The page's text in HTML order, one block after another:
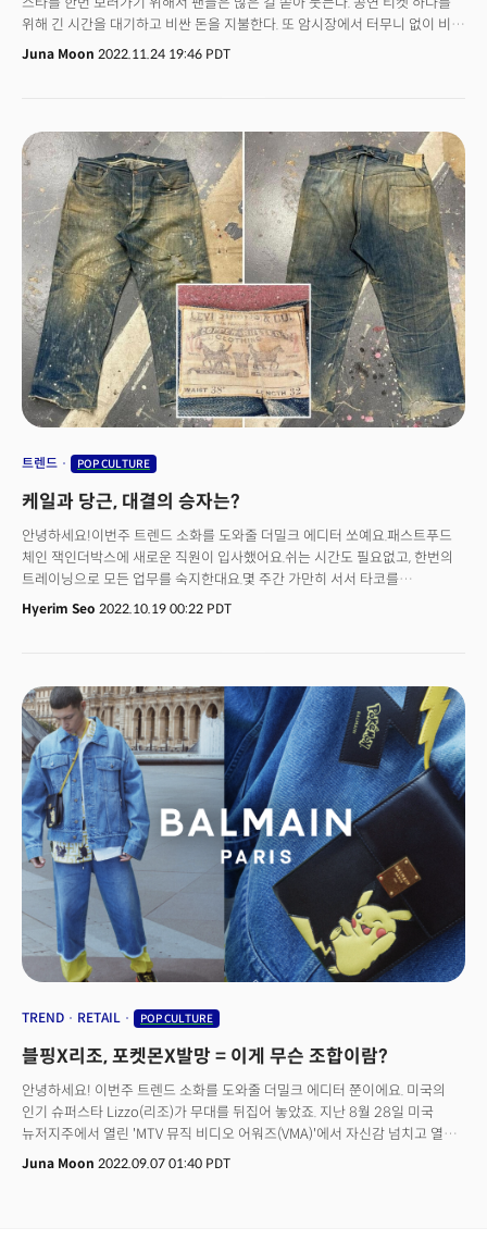
위해 긴 시간을 대기하고 비싼 돈을 지불한다. 또 암시장에서 터무니 없이 비싼
가격으로 티켓이 거래된다. 무언가 잘못됐지만 팬들은 쉽사리 문제를
스위프트와 팬, 그리고 정부까지 동참해 부당한 공연 티켓 판매처의 폭리에
맞서기 시작했다.
Juna Moon 2022.11.24 19:46 PDT
트렌드 POP CULTURE
케일과 당근, 대결의 승자는?
안녕하세요!이번주 트렌드 소화를 도와줄 더밀크 에디터 쏘예요.패스트푸드
체인 잭인더박스에 새로운 직원이 입사했어요.쉬는 시간도 필요없고, 한번의
트레이닝으로 모든 업무를 숙지한대요.몇 주간 가만히 서서 타코를
포장하고 감자만 튀겼다는 소문!심지어 복지나 건강보험 조차도 요구하지
않아요. 이 완벽한 직원의 이름은 바로 플리피(Flippy),월 3500달러의 몸값을
Hyerim Seo 2022.10.19 00:22 PDT
TREND RETAIL POP CULTURE
블핑X리조, 포켓몬X발망 = 이게 무슨 조합이람?
안녕하세요! 이번주 트렌드 소화를 도와줄 더밀크 에디터 쭌이에요. 미국의
인기 슈퍼스타 Lizzo(리조)가 무대를 뒤집어 놓았죠. 지난 8월 28일 미국
뉴저지주에서 열린 'MTV 뮤직 비디오 어워즈(VMA)'에서 자신감 넘치고 열정
에너지 가득한 무대를 보여줬어요.리조는 팬들의 '자존감 지킴이'로 유명해요.
Juna Moon 2022.09.07 01:40 PDT